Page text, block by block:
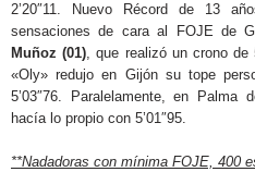
2’20″11. Nuevo Récord de 13
sensaciones de cara al FOJE de
Muñoz (01), que realizó un crono de
«Oly» redujo en Gijón su tope
5’03″76. Paralelamente, en Palma
hacía lo propio con 5’01″95.
**Nadadoras con mínima FOJE, 400